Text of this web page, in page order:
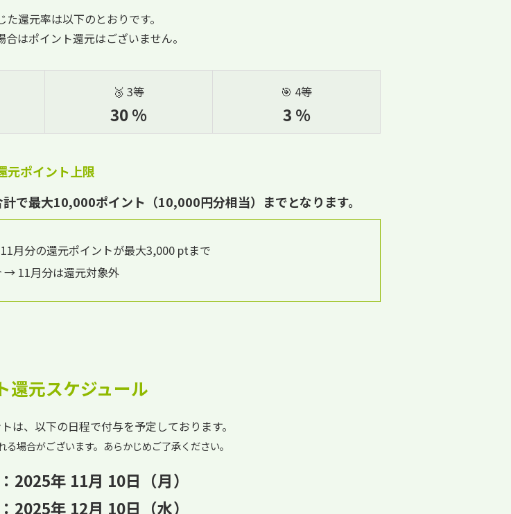
還元率は以下のとおりです。
はポイント還元はございません。
🥉 3等
30 %
🎯 4等
3 %
元ポイント上限
で最大10,000ポイント（10,000円分相当）までとなります。
月分の還元ポイントが最大3,000 ptまで
→ 11月分は還元対象外
還元スケジュール
は、以下の日程で付与を予定しております。
場合がございます。あらかじめご了承ください。
2025年 11月 10日（月）
2025年 12月 10日（水）